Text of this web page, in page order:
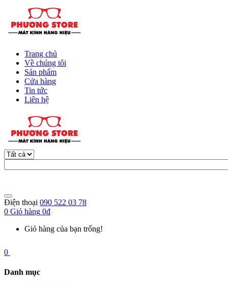
Trang chủ
Về chúng tôi
Sản phẩm
Cửa hàng
Tin tức
Liên hệ
Điện thoại 090 522 03 78
0 Giỏ hàng 0đ
Giỏ hàng của bạn trống!
0
Danh mục